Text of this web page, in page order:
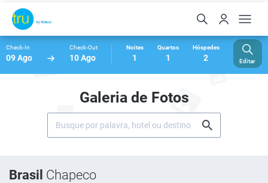
Check-In
09 Ago
Check-Out
10 Ago
Noites
1
Quartos
1
Hóspedes
2 Editar
Galeria de Fotos
Brasil Chapeco